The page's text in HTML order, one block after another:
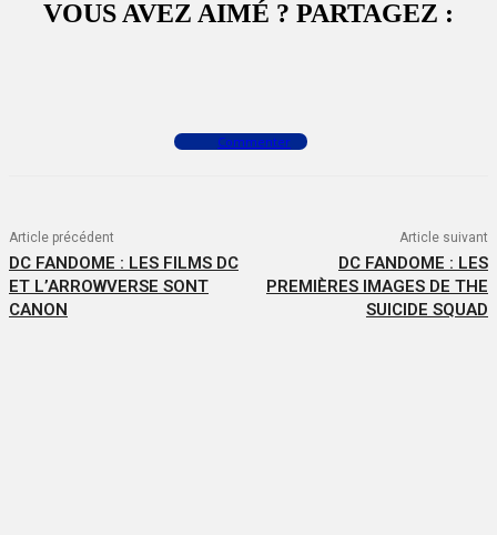
VOUS AVEZ AIMÉ ? PARTAGEZ :
Commenter
Article précédent
DC FANDOME : LES FILMS DC
ET L’ARROWVERSE SONT
CANON
Article suivant
DC FANDOME : LES
PREMIÈRES IMAGES DE THE
SUICIDE SQUAD